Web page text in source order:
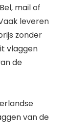
mail of
leveren
zonder
vlaggen
de
van de